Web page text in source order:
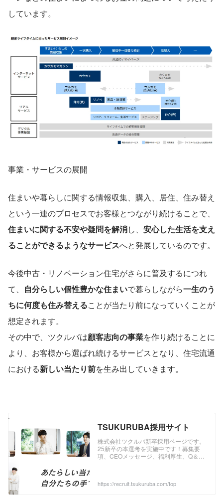
しています。
事業・サービスの展開
住まいや暮らしに関する情報収集、購入、居住、住み替え
という一連のプロセスでお客様とつながり続けることで、
住まいに関する不安や疑問を解消し、 安心した生活を支え
ることができるようなサービスへと発展しているのです。
今後中古・リノベーション住宅がさらに普及するにつれ
て、 自分らしい個性豊かな住まいで暮らしながら一生のう
ちに何度も住み替えることが当たり前になっていくことが
想定されます。
その中で、ツクルバは顧客志向の事業を作り続けることに
より、お客様から選ばれ続けるサービスとなり、住宅流通
における新しい当たり前を生み出していきます。
TSUKURUBA採用サイト
株式会社ツクルバ新卒採用ページです。
25新卒の本選考を実施中です！募集要
項、CEOメッセージ、福利厚生、Q＆A
https://recruit.tsukuruba.com/top